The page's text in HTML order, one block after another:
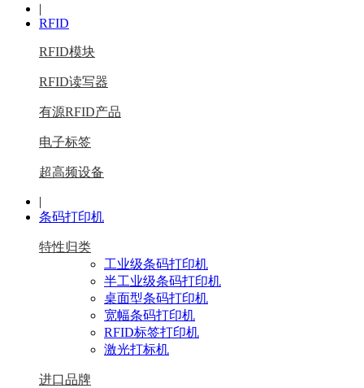
|
RFID
RFID模块
RFID读写器
有源RFID产品
电子标签
超高频设备
|
条码打印机
特性归类
工业级条码打印机
半工业级条码打印机
桌面型条码打印机
宽幅条码打印机
RFID标签打印机
激光打标机
进口品牌